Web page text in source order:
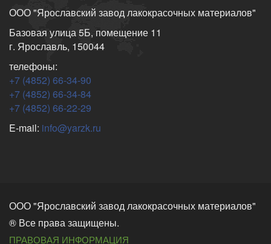
ООО "Ярославский завод лакокрасочных материалов"
Базовая улица 5Б, помещение 11
г. Ярославль, 150044
телефоны:
+7 (4852) 66-34-90
+7 (4852) 66-34-84
+7 (4852) 66-22-29
E-mail: info@yarzk.ru
ООО "Ярославский завод лакокрасочных материалов"
® Все права защищены.
ПРАВОВАЯ ИНФОРМАЦИЯ